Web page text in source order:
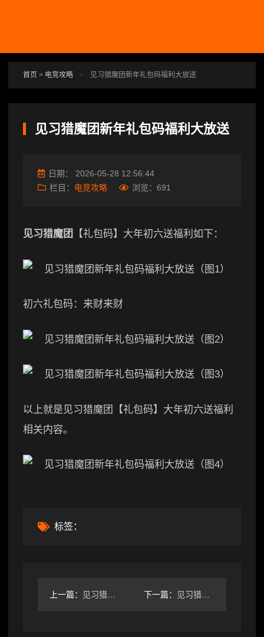
首页 > 电竞攻略 > 见习猎魔团新年礼包码福利大放送
见习猎魔团新年礼包码福利大放送
日期： 2026-05-28 12:56:44
栏目： 电竞攻略 浏览： 691
见习猎魔团 【礼包码】大年初六送福利如下：
初六礼包码：来财来财
以上就是见习猎魔团【礼包码】大年初六送福利
相关内容。
标签：
上一篇： 见习猎魔团开工礼包码福利发放指南 下一篇： 见习猎魔团罪强机制解析：罪业与魅惑buff全加强